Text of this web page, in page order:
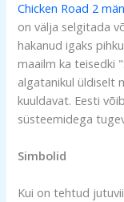
Chicken Road 2
on välja selgitada
hakanud igaks
maailm ka teisedki
algatanikul üldiselt
kuuldavat. Eesti
süsteemidega
Simbolid
Kui on tehtud